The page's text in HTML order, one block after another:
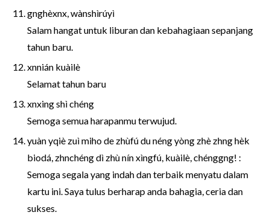
gnghèxnx, wànshìrúyì
Salam hangat untuk liburan dan kebahagiaan sepanjang
tahun baru.
xnnián kuàilè
Selamat tahun baru
xnxing shì chéng
Semoga semua harapanmu terwujud.
yuàn yqiè zuì miho de zhùfú du néng yòng zhè zhng hèk
biodá, zhnchéng dì zhù nín xìngfú, kuàilè, chénggng! :
Semoga segala yang indah dan terbaik menyatu dalam
kartu ini. Saya tulus berharap anda bahagia, ceria dan
sukses.